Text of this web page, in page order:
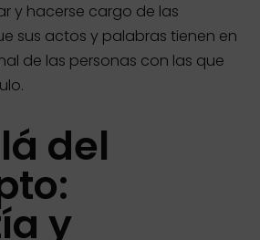
y hacerse cargo de las
sus actos y palabras tienen en
de las personas con las que
del
y